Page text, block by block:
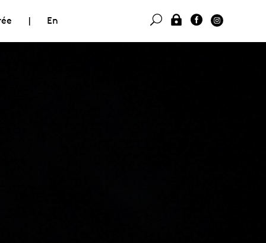
| En